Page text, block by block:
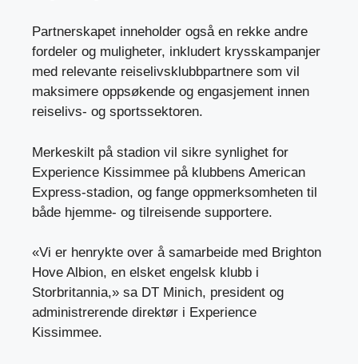
Partnerskapet inneholder også en rekke andre
fordeler og muligheter, inkludert krysskampanjer
med relevante reiselivsklubbpartnere som vil
maksimere oppsøkende og engasjement innen
reiselivs- og sportssektoren.
Merkeskilt på stadion vil sikre synlighet for
Experience Kissimmee på klubbens American
Express-stadion, og fange oppmerksomheten til
både hjemme- og tilreisende supportere.
«Vi er henrykte over å samarbeide med Brighton
Hove Albion, en elsket engelsk klubb i
Storbritannia,» sa DT Minich, president og
administrerende direktør i Experience
Kissimmee.